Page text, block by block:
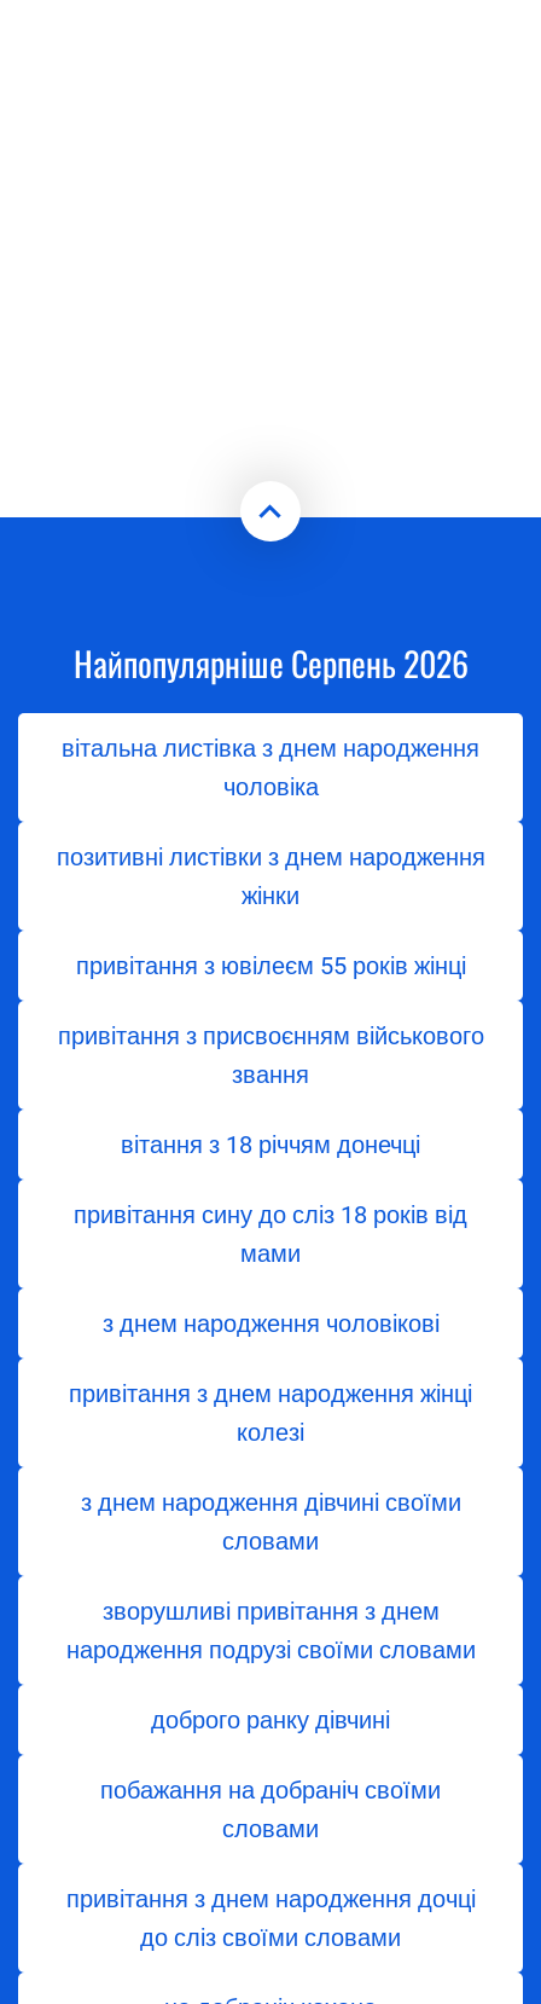
Найпопулярніше Серпень 2026
вітальна листівка з днем народження
чоловіка
позитивні листівки з днем народження
жінки
привітання з ювілеєм 55 років жінці
привітання з присвоєнням військового
звання
вітання з 18 річчям донечці
привітання сину до сліз 18 років від
мами
з днем народження чоловікові
привітання з днем народження жінці
колезі
з днем ​​народження дівчині своїми
словами
зворушливі привітання з днем
народження подрузі своїми словами
доброго ранку дівчині
побажання на добраніч своїми
словами
привітання з днем народження дочці
до сліз своїми словами